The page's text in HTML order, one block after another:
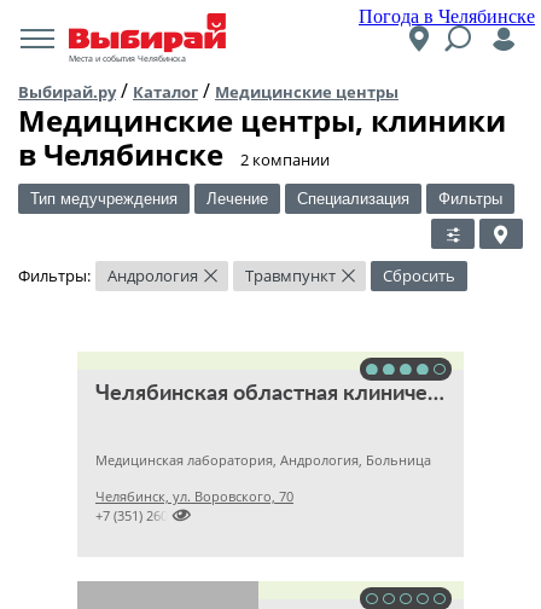
Погода в Челябинске
Места и события Челябинска
Выбирай.ру/ Каталог / Медицинские центры
Медицинские центры, клиники
в Челябинске
​2 компании
Тип медучреждения Лечение Специализация Фильтры
Фильтры: Андрология × Травмпункт × Сбросить
Челябинская областная клиническая больница
Медицинская лаборатория, Андрология, Больница
Челябинск, ул. Воровского, 70

+7 (351) 2609824